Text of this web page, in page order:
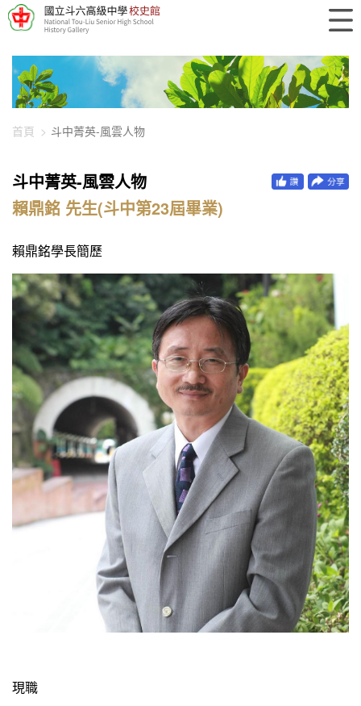
448-1972
首頁 斗中菁英-風雲人物
斗中菁英-風雲人物
賴鼎銘 先生(斗中第23屆畢業)
賴鼎銘學長簡歷
現職